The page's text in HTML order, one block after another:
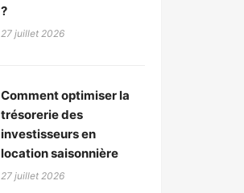
?
27 juillet 2026
Comment optimiser la
trésorerie des
investisseurs en
location saisonnière
27 juillet 2026